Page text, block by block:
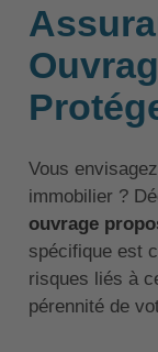
Vous
immobilier ?
ouvrage
spécifique est
risques liés à
pérennité de